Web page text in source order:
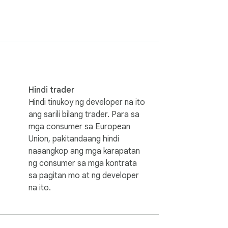
nito. Ito ay dapat na mayroon para sa
ng paggamit ng Adblock para sa
nilalaman.
sa internet at gawing buffer o
na pabilisin ang karanasan sa
malware at iba pang mga uri ng online na
kang ligtas habang nagba-browse ka sa
Hindi trader
Hindi tinukoy ng developer na ito
ang sarili bilang trader. Para sa
mga consumer sa European
Union, pakitandaang hindi
naaangkop ang mga karapatan
ng consumer sa mga kontrata
sa pagitan mo at ng developer
na ito.